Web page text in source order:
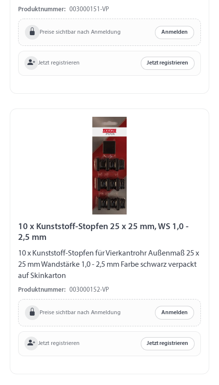
Produktnummer: 003000151-VP
Preise sichtbar nach Anmeldung Anmelden
Jetzt registrieren Jetzt registrieren
10 x Kunststoff-Stopfen 25 x 25 mm, WS 1,0 -
2,5 mm
10 x Kunststoff-Stopfen für Vierkantrohr Außenmaß 25 x
25 mm Wandstärke 1,0 - 2,5 mm Farbe schwarz verpackt
auf Skinkarton
Produktnummer: 003000152-VP
Preise sichtbar nach Anmeldung Anmelden
Jetzt registrieren Jetzt registrieren